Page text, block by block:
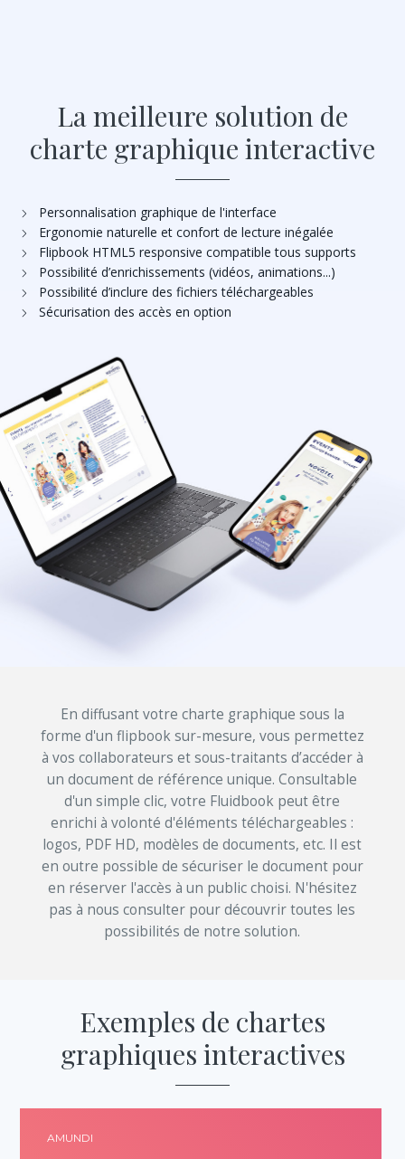
La meilleure solution de
charte graphique interactive
Personnalisation graphique de l'interface
Ergonomie naturelle et confort de lecture inégalée
Flipbook HTML5 responsive compatible tous supports
Possibilité d’enrichissements (vidéos, animations...)
Possibilité d’inclure des fichiers téléchargeables
Sécurisation des accès en option
En diffusant votre charte graphique sous la
forme d'un flipbook sur-mesure, vous permettez
à vos collaborateurs et sous-traitants d’accéder à
un document de référence unique. Consultable
d'un simple clic, votre Fluidbook peut être
enrichi à volonté d'éléments téléchargeables :
logos, PDF HD, modèles de documents, etc. Il est
en outre possible de sécuriser le document pour
en réserver l'accès à un public choisi. N'hésitez
pas à nous consulter pour découvrir toutes les
possibilités de notre solution.
Exemples de chartes
graphiques interactives
AMUNDI